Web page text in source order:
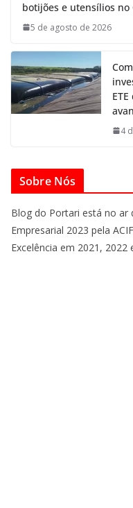
botijões e utensílios no
5 de agosto de 2026
4
Sobre Nós
Blog do Portari está no ar
Empresarial 2023 pela
Excelência em 2021, 2022